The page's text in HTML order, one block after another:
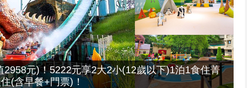
元)！5222元享2大2小(12歲以下)1泊1食住菁
(含早餐+門票)！